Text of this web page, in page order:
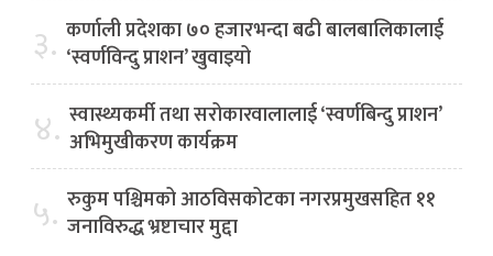
३. कर्णाली प्रदेशका ७० हजारभन्दा बढी बालबालिकालाई
‘स्वर्णविन्दु प्राशन’ खुवाइयो
४. स्वास्थ्यकर्मी तथा सरोकारवालालाई ‘स्वर्णबिन्दु प्राशन’
अभिमुखीकरण कार्यक्रम
५. रुकुम पश्चिमको आठविसकोटका नगरप्रमुखसहित ११
जनाविरुद्ध भ्रष्टाचार मुद्दा